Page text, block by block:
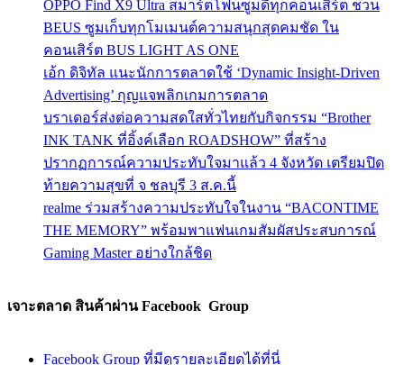
OPPO Find X9 Ultra สมาร์ตโฟนซูมดีทุกคอนเสิร์ต ชวน
BEUS ซูมเก็บทุกโมเมนต์ความสนุกสุดคมชัด ใน
คอนเสิร์ต BUS LIGHT AS ONE
เอ้ก ดิจิทัล แนะนักการตลาดใช้ ‘Dynamic Insight-Driven
Advertising’ กุญแจพลิกเกมการตลาด
บราเดอร์ส่งต่อความสดใสทั่วไทยกับกิจกรรม “Brother
INK TANK ที่อิ้งค์เลือก ROADSHOW” ที่สร้าง
ปรากฏการณ์ความประทับใจมาแล้ว 4 จังหวัด เตรียมปิด
ท้ายความสุขที่ จ ชลบุรี 3 ส.ค.นี้
realme ร่วมสร้างความประทับใจในงาน “BACONTIME
THE MEMORY” พร้อมพาแฟนเกมสัมผัสประสบการณ์
Gaming Master อย่างใกล้ชิด
เจาะตลาด สินค้าผ่าน Facebook Group
Facebook Group ที่มีดูรายละเอียดได้ที่นี่